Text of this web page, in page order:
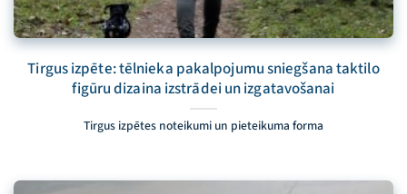
Tirgus izpēte: tēlnieka pakalpojumu sniegšana taktilo
figūru dizaina izstrādei un izgatavošanai
Tirgus izpētes noteikumi un pieteikuma forma